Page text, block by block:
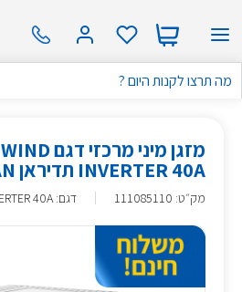
מזגן מיני מרכזי דגם WIND
INVERTER 40A תדיראן TADIRAN
מק״ט:
111085110 דגם: WIND INVERTER 40A